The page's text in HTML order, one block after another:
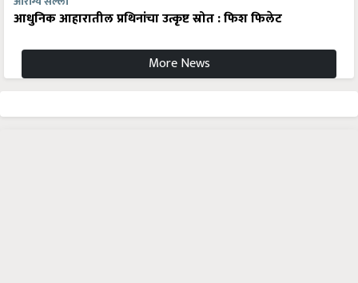
आधुनिक आहारातील प्रथिनांचा उत्कृष्ट स्रोत : फिश फिलेट
More News